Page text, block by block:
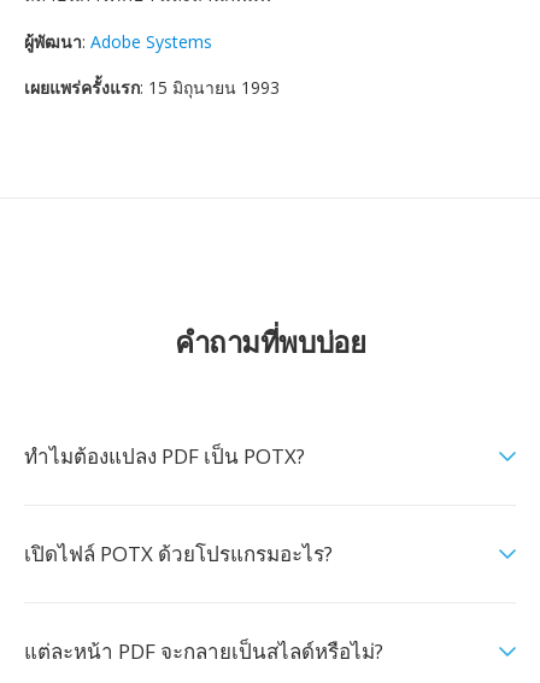
ผู้พัฒนา: Adobe Systems
เผยแพร่ครั้งแรก: 15 มิถุนายน 1993
คำถามที่พบบ่อย
ทำไมต้องแปลง PDF เป็น POTX?
เปิดไฟล์ POTX ด้วยโปรแกรมอะไร?
แต่ละหน้า PDF จะกลายเป็นสไลด์หรือไม่?